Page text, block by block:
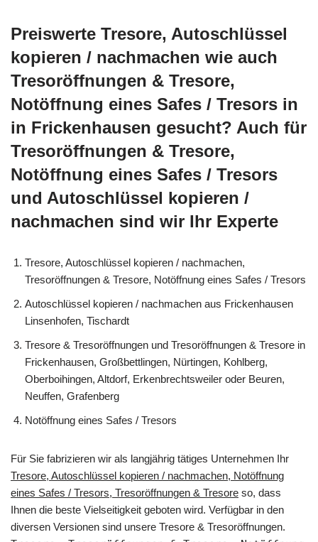
Preiswerte Tresore, Autoschlüssel
kopieren / nachmachen wie auch
Tresoröffnungen & Tresore,
Notöffnung eines Safes / Tresors in
in Frickenhausen gesucht? Auch für
Tresoröffnungen & Tresore,
Notöffnung eines Safes / Tresors
und Autoschlüssel kopieren /
nachmachen sind wir Ihr Experte
Tresore, Autoschlüssel kopieren / nachmachen,
Tresoröffnungen & Tresore, Notöffnung eines Safes / Tresors
Autoschlüssel kopieren / nachmachen aus Frickenhausen
Linsenhofen, Tischardt
Tresore & Tresoröffnungen und Tresoröffnungen & Tresore in
Frickenhausen, Großbettlingen, Nürtingen, Kohlberg,
Oberboihingen, Altdorf, Erkenbrechtsweiler oder Beuren,
Neuffen, Grafenberg
Notöffnung eines Safes / Tresors
Für Sie fabrizieren wir als langjährig tätiges Unternehmen Ihr
Tresore, Autoschlüssel kopieren / nachmachen, Notöffnung
eines Safes / Tresors, Tresoröffnungen & Tresore so, dass
Ihnen die beste Vielseitigkeit geboten wird. Verfügbar in den
diversen Versionen sind unsere Tresore & Tresoröffnungen.